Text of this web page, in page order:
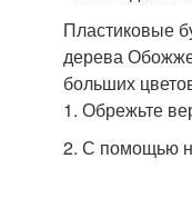
Пластиковые
дерева
больших
1. Обрежьте
2. С помощью